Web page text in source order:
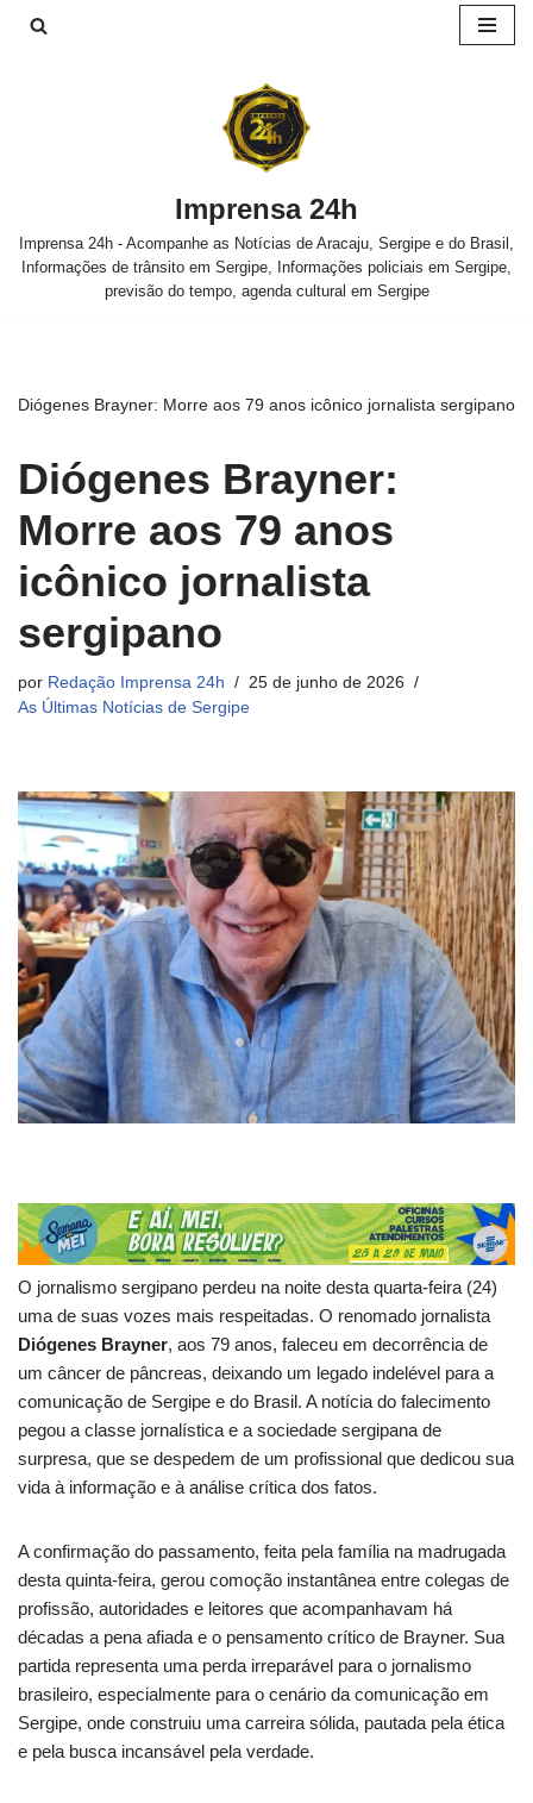
Imprensa 24h
Imprensa 24h - Acompanhe as Notícias de Aracaju, Sergipe e do Brasil,
Informações de trânsito em Sergipe, Informações policiais em Sergipe,
previsão do tempo, agenda cultural em Sergipe
Diógenes Brayner: Morre aos 79 anos icônico jornalista sergipano
Diógenes Brayner:
Morre aos 79 anos
icônico jornalista
sergipano
por Redação Imprensa 24h
25 de junho de 2026
As Últimas Notícias de Sergipe
O jornalismo sergipano perdeu na noite desta quarta-feira (24)
uma de suas vozes mais respeitadas. O renomado jornalista
Diógenes Brayner, aos 79 anos, faleceu em decorrência de
um câncer de pâncreas, deixando um legado indelével para a
comunicação de Sergipe e do Brasil. A notícia do falecimento
pegou a classe jornalística e a sociedade sergipana de
surpresa, que se despedem de um profissional que dedicou sua
vida à informação e à análise crítica dos fatos.
A confirmação do passamento, feita pela família na madrugada
desta quinta-feira, gerou comoção instantânea entre colegas de
profissão, autoridades e leitores que acompanhavam há
décadas a pena afiada e o pensamento crítico de Brayner. Sua
partida representa uma perda irreparável para o jornalismo
brasileiro, especialmente para o cenário da comunicação em
Sergipe, onde construiu uma carreira sólida, pautada pela ética
e pela busca incansável pela verdade.